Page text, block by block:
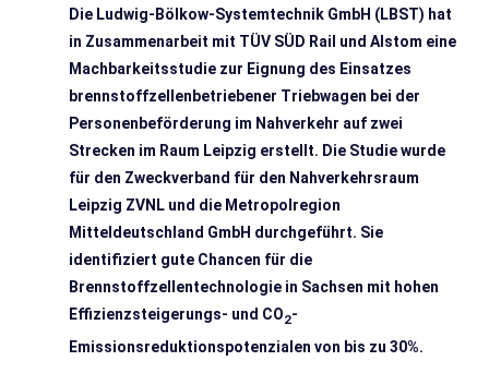
Die Ludwig-Bölkow-Systemtechnik GmbH (LBST) hat
in Zusammenarbeit mit TÜV SÜD Rail und Alstom eine
Machbarkeitsstudie zur Eignung des Einsatzes
brennstoffzellenbetriebener Triebwagen bei der
Personenbeförderung im Nahverkehr auf zwei
Strecken im Raum Leipzig erstellt. Die Studie wurde
für den Zweckverband für den Nahverkehrsraum
Leipzig ZVNL und die Metropolregion
Mitteldeutschland GmbH durchgeführt. Sie
identifiziert gute Chancen für die
Brennstoffzellentechnologie in Sachsen mit hohen
Effizienzsteigerungs- und CO2-
Emissionsreduktionspotenzialen von bis zu 30%.